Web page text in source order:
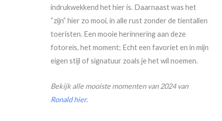
indrukwekkend het hier is. Daarnaast was het
“zijn” hier zo mooi, in alle rust zonder de tientallen
toeristen. Een mooie herinnering aan deze
fotoreis, het moment; Echt een favoriet en in mijn
eigen stijl of signatuur zoals je het wil noemen.
Bekijk alle mooiste momenten van 2024 van
Ronald hier.